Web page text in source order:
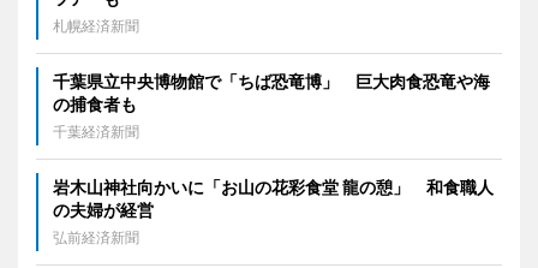
札幌経済新聞
千葉県立中央博物館で「ちば恐竜博」 巨大肉食恐竜や海
の捕食者も
千葉経済新聞
岩木山神社向かいに「お山の花彩食堂 龍の憩」 和食職人
の夫婦が経営
弘前経済新聞